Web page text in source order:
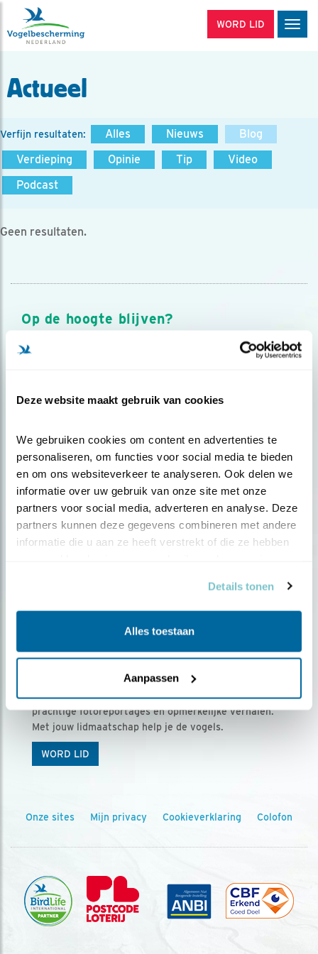
Deze website maakt gebruik van cookies
We gebruiken cookies om content en advertenties te
personaliseren, om functies voor social media te bieden
en om ons websiteverkeer te analyseren. Ook delen we
informatie over uw gebruik van onze site met onze
partners voor social media, adverteren en analyse. Deze
partners kunnen deze gegevens combineren met andere
informatie die u aan ze heeft verstrekt of die ze hebben
Details tonen
Alles toestaan
Aanpassen
WORD LID
Actueel
Verfijn resultaten: Alles Nieuws
Blog
Verdieping
Opinie Tip
Video
Podcast
Geen resultaten.
Op de hoogte blijven?
Meld je aan en ontvang nieuws, inspiratie, acties en tips
over vogels en activiteiten van Vogelbescherming.
Ontvang 5 x Vogels voor € 36,00 per jaar
Vogels is het tijdschrift voor onze leden, met
prachtige fotoreportages en opmerkelijke verhalen.
Met jouw lidmaatschap help je de vogels.
WORD LID
Onze sites Mijn privacy Cookieverklaring Colofon